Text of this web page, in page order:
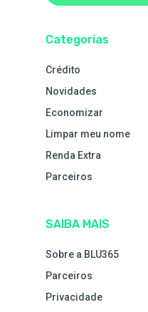
Categorias
Crédito
Novidades
Economizar
Limpar meu nome
Renda Extra
Parceiros
SAIBA MAIS
Sobre a BLU365
Parceiros
Privacidade